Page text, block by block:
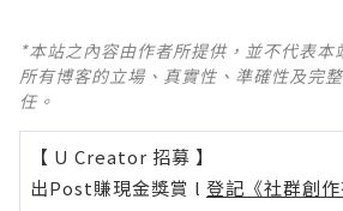
*本站之內容由作者所提供，並不代表
所有博客的立場、真實性、準確性及完
任。
【 U Creator 招募 】
出Post賺現金獎賞 l 登記《社群創作